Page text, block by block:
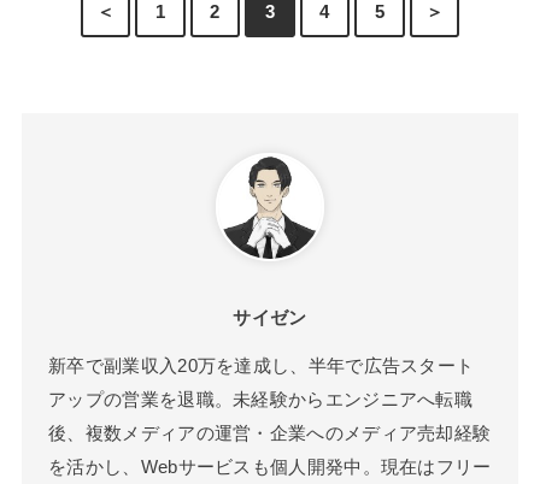
＜ 1 2 3 4 5 ＞
サイゼン
新卒で副業収入20万を達成し、半年で広告スタート
アップの営業を退職。未経験からエンジニアへ転職
後、複数メディアの運営・企業へのメディア売却経験
を活かし、Webサービスも個人開発中。現在はフリー